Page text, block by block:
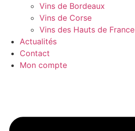
Vins de Bordeaux
Vins de Corse
Vins des Hauts de France
Actualités
Contact
Mon compte